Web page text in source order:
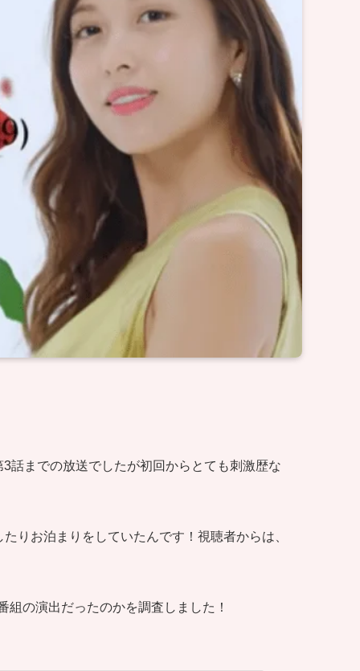
話までの放送でしたが初回からとても刺激歴な
りお泊まりをしていたんです！視聴者からは、
の演出だったのかを調査しました！